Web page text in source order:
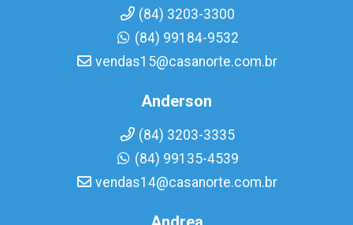
(84) 3203-3300
(84) 99184-9532
vendas15@casanorte.com.br
Anderson
(84) 3203-3335
(84) 99135-4539
vendas14@casanorte.com.br